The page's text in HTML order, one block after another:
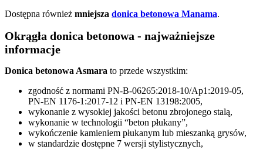
Dostępna również mniejsza donica betonowa Manama.
Okrągła donica betonowa - najważniejsze
informacje
Donica betonowa Asmara to przede wszystkim:
zgodność z normami PN-B-06265:2018-10/Ap1:2019-05,
PN-EN 1176-1:2017-12 i PN-EN 13198:2005,
wykonanie z wysokiej jakości betonu zbrojonego stalą,
wykonanie w technologii “beton płukany”,
wykończenie kamieniem płukanym lub mieszanką grysów,
w standardzie dostępne 7 wersji stylistycznych,